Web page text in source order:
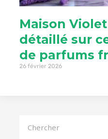
Maison
détaillé sur
de parfums
26 février 2026